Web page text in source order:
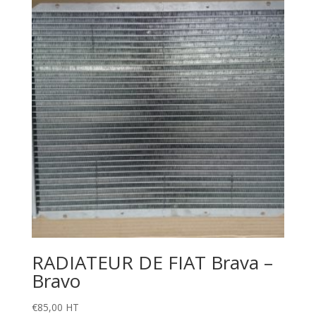
RADIATEUR DE FIAT Brava –
Bravo
€85,00 HT